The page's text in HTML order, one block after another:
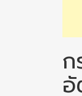
ก